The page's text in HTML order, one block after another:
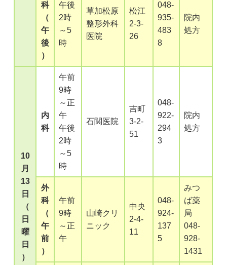
科
（
午
後
）
午後
2時
～5
時
草加松原
整形外科
医院
松江
2-3-
26
048-
935-
483
8
院内
処方
10
月
13
日
（
日
曜
日
）
内
科
午前
9時
～正
午
午後
2時
～5
時
石関医院
吉町
3-2-
51
048-
922-
294
3
院内
処方
外
科
（
午
前
）
午前
9時
～正
午
山崎クリ
ニック
中央
2-4-
11
048-
924-
137
5
みつ
ば薬
局
048-
928-
1431